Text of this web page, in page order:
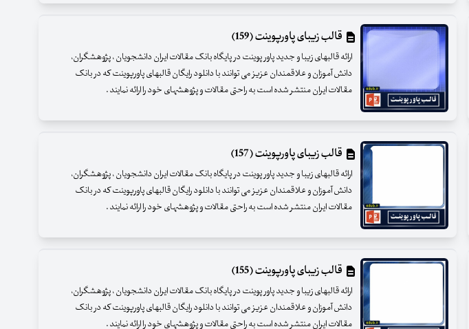
قالب زیبای پاورپوینت (159)
ارائه قالبهای زیبا و جدید پاور پوینت در پایگاه بانک مقالات ایران دانشجویان ، پژوهشگران،
دانش آموزان و علاقمندان عزیز می توانند با دانلود رایگان قالبهای پاورپوینت که در بانک
مقالات ایران منتشر شده است به راحتی مقالات و پژوهشهای خود را ارائه نمایند .
قالب زیبای پاورپوینت (157)
ارائه قالبهای زیبا و جدید پاور پوینت در پایگاه بانک مقالات ایران دانشجویان ، پژوهشگران،
دانش آموزان و علاقمندان عزیز می توانند با دانلود رایگان قالبهای پاورپوینت که در بانک
مقالات ایران منتشر شده است به راحتی مقالات و پژوهشهای خود را ارائه نمایند .
قالب زیبای پاورپوینت (155)
ارائه قالبهای زیبا و جدید پاور پوینت در پایگاه بانک مقالات ایران دانشجویان ، پژوهشگران،
دانش آموزان و علاقمندان عزیز می توانند با دانلود رایگان قالبهای پاورپوینت که در بانک
مقالات ایران منتشر شده است به راحتی مقالات و پژوهشهای خود را ارائه نمایند .